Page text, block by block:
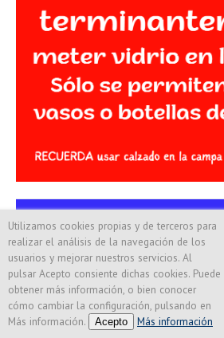
Utilizamos cookies propias y de terceros para
realizar el análisis de la navegación de los
usuarios y mejorar nuestros servicios. Al
pulsar Acepto consiente dichas cookies. Puede
obtener más información, o bien conocer
cómo cambiar la configuración, pulsando en
Más información.
Más información